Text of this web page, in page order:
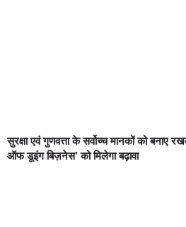
सुरक्षा एवं गुणवत्ता के सर्वोच्च मानकों को बनाए
ऑफ डूइंग बिज़नेस’ को मिलेगा बढ़ावा